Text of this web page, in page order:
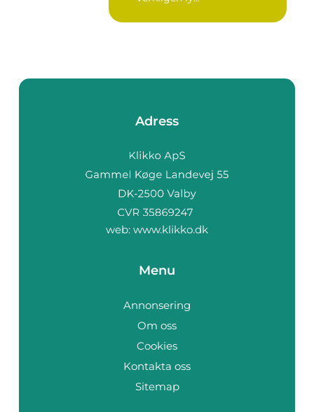
Adress
web: www.klikko.dk
Menu
Annonsering
Om oss
Cookies
Kontakta oss
Sitemap